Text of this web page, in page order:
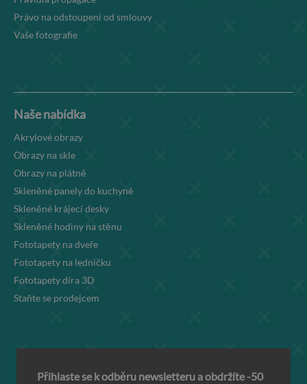
Právo na odstoupení od smlouvy
Vaše fotografie
Naše nabídka
Akrylové obrazy
Obrazy na skle
Obrazy na plátně
Skleněné panely do kuchyně
Skleněné krájecí desky
Skleněné hodiny na stěnu
Fototapety na dveře
Fototapety na ledničku
Fototapety díra 3D
Staňte se prodejcem
Přihlaste se k odběru newsletteru a obdržíte -50